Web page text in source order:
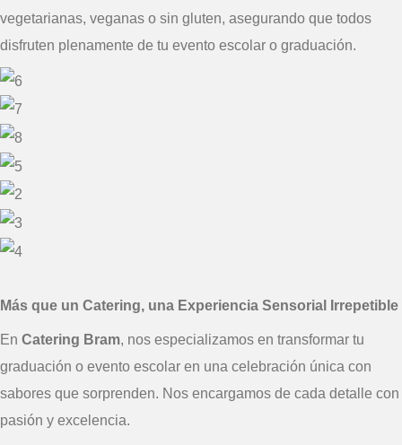
vegetarianas, veganas o sin gluten, asegurando que todos
disfruten plenamente de tu evento escolar o graduación.
Más que un Catering, una Experiencia Sensorial Irrepetible
En Catering Bram, nos especializamos en transformar tu
graduación o evento escolar en una celebración única con
sabores que sorprenden. Nos encargamos de cada detalle con
pasión y excelencia.